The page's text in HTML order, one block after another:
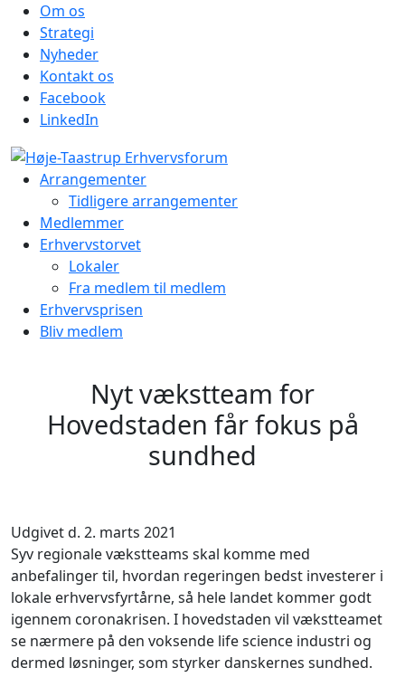
Om os
Strategi
Nyheder
Kontakt os
Facebook
LinkedIn
Arrangementer
Tidligere arrangementer
Medlemmer
Erhvervstorvet
Lokaler
Fra medlem til medlem
Erhvervsprisen
Bliv medlem
Nyt vækstteam for
Hovedstaden får fokus på
sundhed
Udgivet d. 2. marts 2021
Syv regionale vækstteams skal komme med
anbefalinger til, hvordan regeringen bedst investerer i
lokale erhvervsfyrtårne, så hele landet kommer godt
igennem coronakrisen. I hovedstaden vil vækstteamet
se nærmere på den voksende life science industri og
dermed løsninger, som styrker danskernes sundhed.